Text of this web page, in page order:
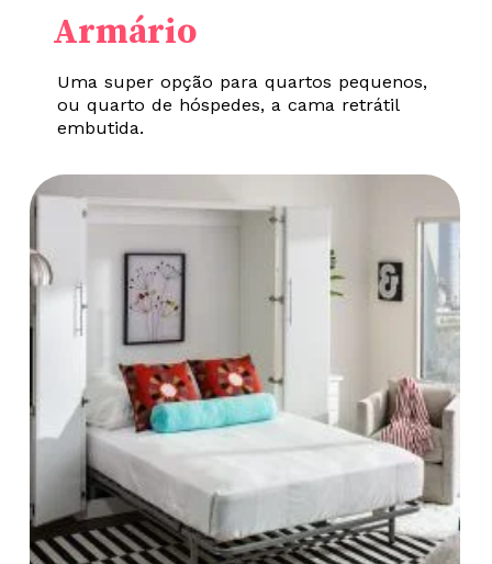
Uma super opção para quartos pequenos,
ou quarto de hóspedes, a cama retrátil
embutida.
Armário